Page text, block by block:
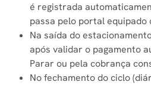
é registrada
passa pelo portal equipado
Na saída do
após validar o pagamento
Parar ou pela cobrança
No fechamento do ciclo